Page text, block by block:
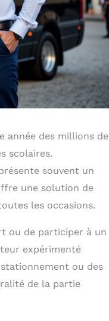
année des millions de
scolaires.
souvent un
une solution de
les occasions.
ou de participer à un
expérimenté
ou des
de la partie